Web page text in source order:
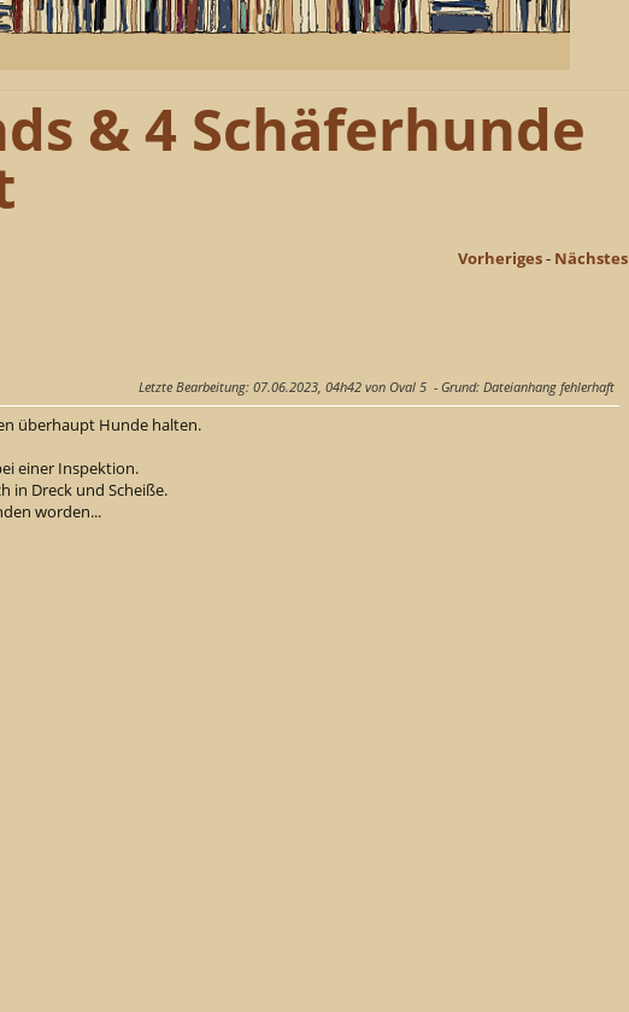
& 4 Schäferhunde
Vorheriges- Nächstes
Letzte Bearbeitung: 07.06.2023, 04h42 von Oval 5 Grund: Dateianhang fehlerhaft
überhaupt Hunde halten.
einer Inspektion.
in Dreck und Scheiße.
worden...